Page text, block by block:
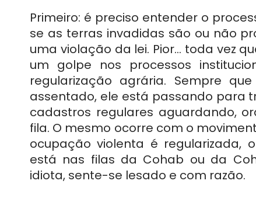
Primeiro: é preciso entender o
se as terras invadidas são ou não
uma violação da lei. Pior... toda vez
um golpe nos processos
regularização agrária. Sempre
assentado, ele está passando para
cadastros regulares aguardando,
fila. O mesmo ocorre com o
ocupação violenta é regularizada,
está nas filas da Cohab ou da
idiota, sente-se lesado e com razão.